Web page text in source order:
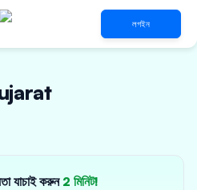
লগইন
যাচাই করুন 2 মিনিট!